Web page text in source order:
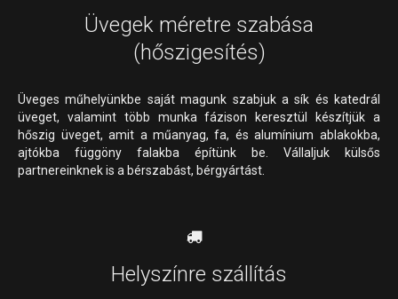
Üvegek méretre szabása
(hőszigesítés)
Üveges műhelyünkbe saját magunk szabjuk a sík és katedrál
üveget, valamint több munka fázison keresztül készítjük a
hőszig üveget, amit a műanyag, fa, és alumínium ablakokba,
ajtókba függöny falakba építünk be. Vállaljuk külsős
partnereinknek is a bérszabást, bérgyártást.
Helyszínre szállítás